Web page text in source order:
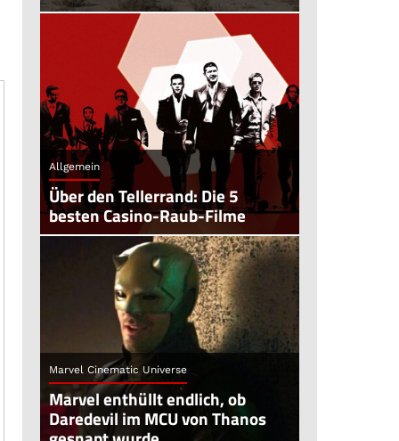
Allgemein
Über den Tellerrand: Die 5
besten Casino-Raub-Filme
Marvel Cinematic Universe
Marvel enthüllt endlich, ob
Daredevil im MCU von Thanos